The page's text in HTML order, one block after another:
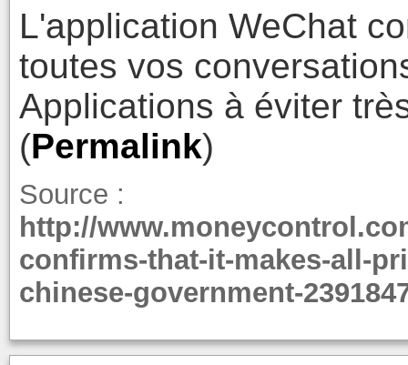
L'application WeChat
toutes vos
Applications à éviter
(Permalink)
Source :
http://
confirms-that-it-makes-all-
chinese-government-